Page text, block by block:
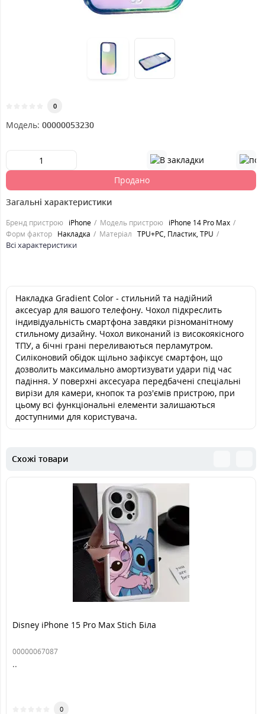
0
Модель: 00000053230
Продано
Загальні характеристики
Бренд пристрою iPhone Модель пристрою iPhone 14 Pro Max
Форм фактор Накладка Матеріал TPU+PC, Пластик, TPU
Всі характеристики
Накладка Gradient Color - стильний та надійний
аксесуар для вашого телефону. Чохол підкреслить
індивідуальність смартфона завдяки різноманітному
стильному дизайну. Чохол виконаний із високоякісного
ТПУ, а бічні грані переливаються перламутром.
Силіконовий обідок щільно зафіксує смартфон, що
дозволить максимально амортизувати удари під час
падіння. У поверхні аксесуара передбачені спеціальні
вирізи для камери, кнопок та роз'ємів пристрою, при
цьому всі функціональні елементи залишаються
доступними для користувача.
Схожі товари
Disney iPhone 15 Pro Max Stich Біла
00000067087
..
0